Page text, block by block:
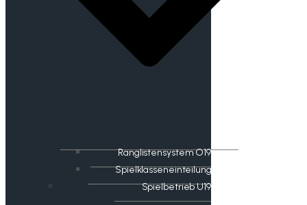
Ranglistensystem O19
Spielklasseneinteilung
Spielbetrieb U19